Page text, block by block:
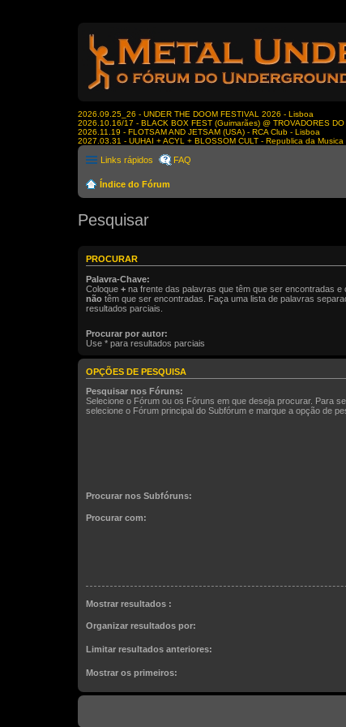
2026.09.25_26 - UNDER THE DOOM FESTIVAL 2026 - Lisboa
2026.10.16/17 - BLACK BOX FEST (Guimarães) @ TROVADORES
2026.11.19 - FLOTSAM AND JETSAM (USA) - RCA Club - Lisboa
2027.03.31 - UUHAI + ACYL + BLOSSOM CULT - Republica da Musica
Links rápidos FAQ
Índice do Fórum
Pesquisar
PROCURAR
Palavra-Chave:
Coloque + na frente das palavras que têm que ser encontradas e
não têm que ser encontradas. Faça uma lista de palavras
resultados parciais.
Procurar por autor:
Use * para resultados parciais
OPÇÕES DE PESQUISA
Pesquisar nos Fóruns:
Selecione o Fórum ou os Fóruns em que deseja procurar. Para
selecione o Fórum principal do Subfórum e marque a opção de
Procurar nos Subfóruns:
Procurar com:
Mostrar resultados :
Organizar resultados por:
Limitar resultados anteriores:
Mostrar os primeiros: